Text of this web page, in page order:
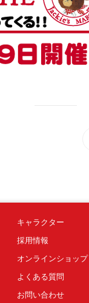
キャラクター
採用情報
オンラインショップ
よくある質問
お問い合わせ